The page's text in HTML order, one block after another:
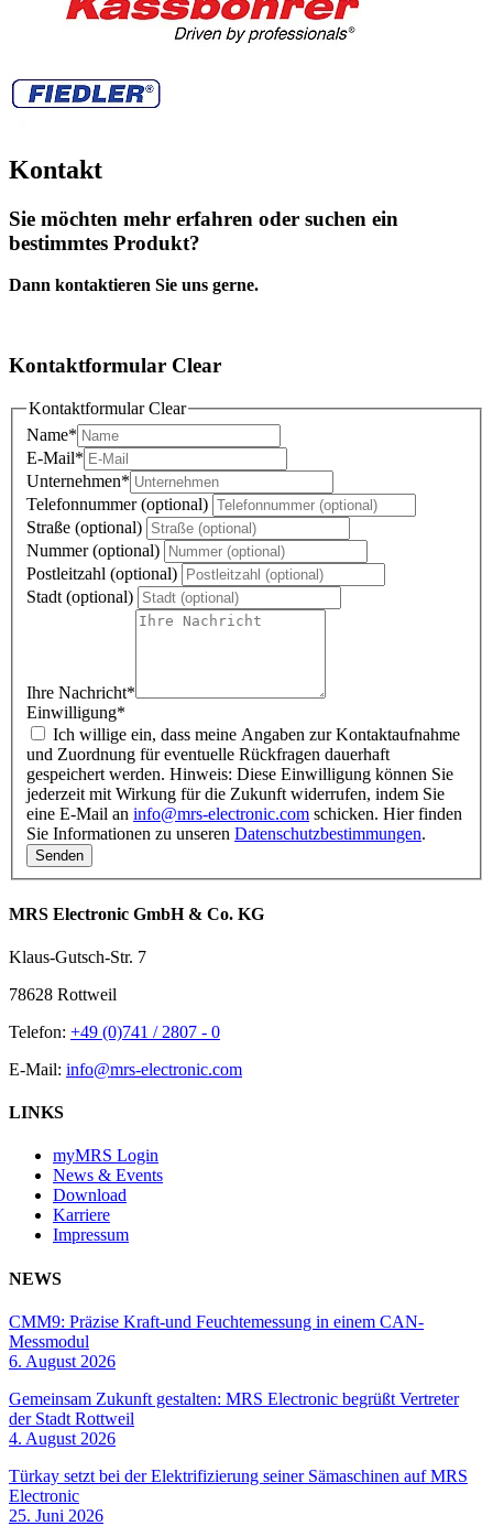
Kontakt
Sie möchten mehr erfahren oder suchen ein
bestimmtes Produkt?
Dann kontaktieren Sie uns gerne.
Kontaktformular Clear
Kontaktformular Clear
Name*
E-Mail*
Unternehmen*
Telefonnummer (optional)
Straße (optional)
Nummer (optional)
Postleitzahl (optional)
Stadt (optional)
Ihre Nachricht*
Einwilligung*
und Zuordnung für eventuelle Rückfragen dauerhaft
gespeichert werden. Hinweis: Diese Einwilligung können Sie
jederzeit mit Wirkung für die Zukunft widerrufen, indem Sie
eine E-Mail an info@mrs-electronic.com schicken. Hier finden
Sie Informationen zu unseren Datenschutzbestimmungen.
MRS Electronic GmbH & Co. KG
Klaus-Gutsch-Str. 7
78628 Rottweil
Telefon: +49 (0)741 / 2807 - 0
E-Mail: info@mrs-electronic.com
LINKS
myMRS Login
News & Events
Download
Karriere
Impressum
NEWS
CMM9: Präzise Kraft-und Feuchtemessung in einem CAN-
Messmodul
6. August 2026
Gemeinsam Zukunft gestalten: MRS Electronic begrüßt Vertreter
der Stadt Rottweil
4. August 2026
Türkay setzt bei der Elektrifizierung seiner Sämaschinen auf MRS
Electronic
25. Juni 2026